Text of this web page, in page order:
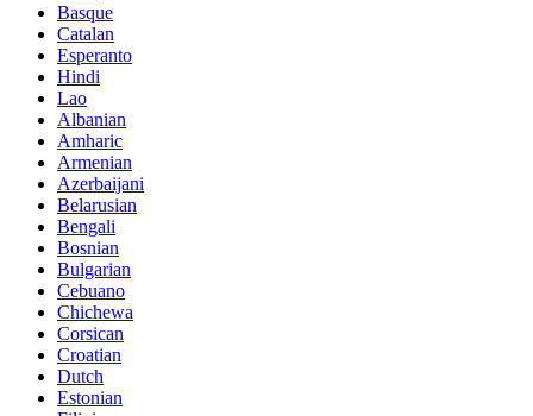
Basque
Catalan
Esperanto
Hindi
Lao
Albanian
Amharic
Armenian
Azerbaijani
Belarusian
Bengali
Bosnian
Bulgarian
Cebuano
Chichewa
Corsican
Croatian
Dutch
Estonian